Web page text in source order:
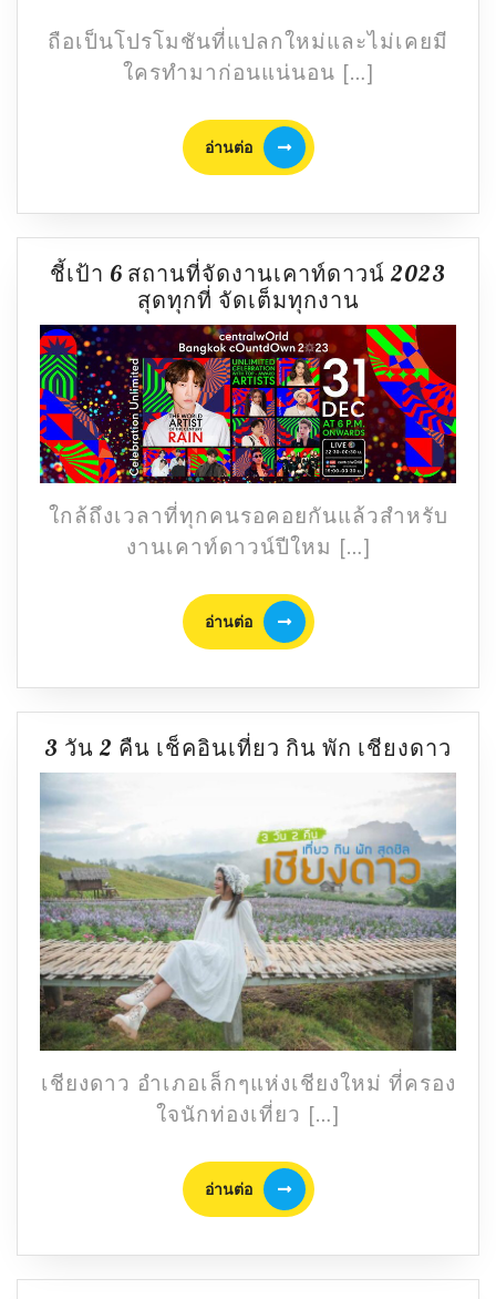
Cafe
Amazon
ทุก
ราคา
รับ
ประกัน
ฟรี
วัน
โปรฯ
สุด
คุ้ม
ช่วง
เดิน
ทาง
ปี
ใหม่
ถือเป็นโปรโมชันที่แปลกใหม่และไม่เคยมี
ใครทำมาก่อนแน่นอน […]
อ่านต่อ
อ่าน
ต่อ
ชี้เป้า 6 สถานที่จัดงานเคาท์ดาวน์ 2023
สุดทุกที่ จัดเต็มทุกงานชี้
เป้า
6
สถาน
ที่
จัด
งาน
เคา
ท์
ดาวน์
2023
เต็ม
งาน
ใกล้ถึงเวลาที่ทุกคนรอคอยกันแล้วสำหรับ
งานเคาท์ดาวน์ปีใหม […]
อ่านต่อ
อ่าน
ต่อ
3 วัน 2 คืน เช็คอินเที่ยว กิน พัก เชียงดาว
วัน
คืน
เช็ค
อิน
เที่ย
กิน
พัก
เชี
เชียงดาว อำเภอเล็กๆแห่งเชียงใหม่ ที่ครอง
ใจนักท่องเที่ยว […]
อ่านต่อ
อ่าน
ต่อ